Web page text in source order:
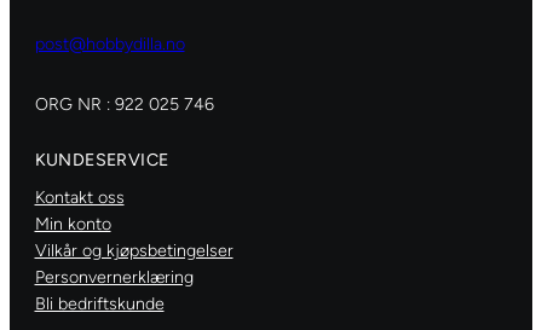
post@hobbydilla.no
ORG NR : 922 025 746
KUNDESERVICE
Kontakt oss
Min konto
Vilkår og kjøpsbetingelser
Personvernerklæring
Bli bedriftskunde